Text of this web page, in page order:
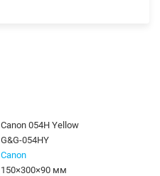
Canon 054H Yellow
G&G-054HY
Canon
150×300×90 мм